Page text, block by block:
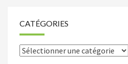
CATÉGORIES
Catégories